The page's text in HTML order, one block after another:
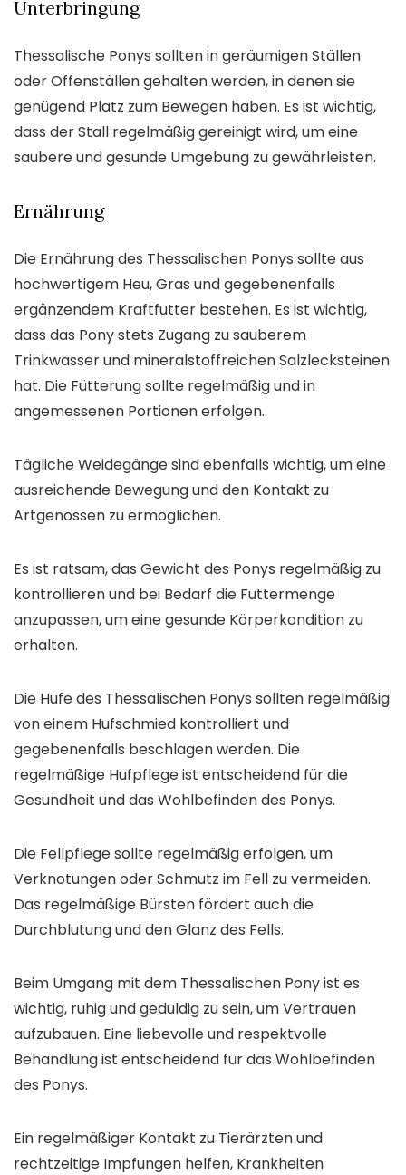
Unterbringung
Thessalische Ponys sollten in geräumigen Ställen
oder Offenställen gehalten werden, in denen sie
genügend Platz zum Bewegen haben. Es ist wichtig,
dass der Stall regelmäßig gereinigt wird, um eine
saubere und gesunde Umgebung zu gewährleisten.
Ernährung
Die Ernährung des Thessalischen Ponys sollte aus
hochwertigem Heu, Gras und gegebenenfalls
ergänzendem Kraftfutter bestehen. Es ist wichtig,
dass das Pony stets Zugang zu sauberem
Trinkwasser und mineralstoffreichen Salzlecksteinen
hat. Die Fütterung sollte regelmäßig und in
angemessenen Portionen erfolgen.
Tägliche Weidegänge sind ebenfalls wichtig, um eine
ausreichende Bewegung und den Kontakt zu
Artgenossen zu ermöglichen.
Es ist ratsam, das Gewicht des Ponys regelmäßig zu
kontrollieren und bei Bedarf die Futtermenge
anzupassen, um eine gesunde Körperkondition zu
erhalten.
Die Hufe des Thessalischen Ponys sollten regelmäßig
von einem Hufschmied kontrolliert und
gegebenenfalls beschlagen werden. Die
regelmäßige Hufpflege ist entscheidend für die
Gesundheit und das Wohlbefinden des Ponys.
Die Fellpflege sollte regelmäßig erfolgen, um
Verknotungen oder Schmutz im Fell zu vermeiden.
Das regelmäßige Bürsten fördert auch die
Durchblutung und den Glanz des Fells.
Beim Umgang mit dem Thessalischen Pony ist es
wichtig, ruhig und geduldig zu sein, um Vertrauen
aufzubauen. Eine liebevolle und respektvolle
Behandlung ist entscheidend für das Wohlbefinden
des Ponys.
Ein regelmäßiger Kontakt zu Tierärzten und
rechtzeitige Impfungen helfen, Krankheiten